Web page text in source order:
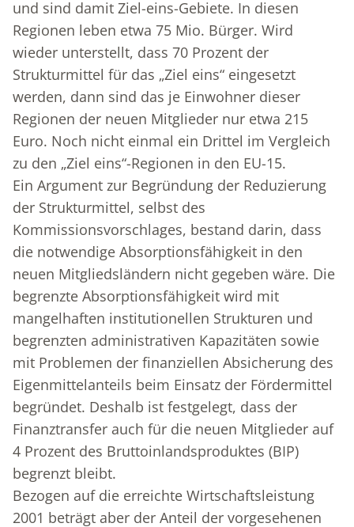
und sind damit Ziel-eins-Gebiete. In diesen
Regionen leben etwa 75 Mio. Bürger. Wird
wieder unterstellt, dass 70 Prozent der
Strukturmittel für das „Ziel eins“ eingesetzt
werden, dann sind das je Einwohner dieser
Regionen der neuen Mitglieder nur etwa 215
Euro. Noch nicht einmal ein Drittel im Vergleich
zu den „Ziel eins“-Regionen in den EU-15.
Ein Argument zur Begründung der Reduzierung
der Strukturmittel, selbst des
Kommissionsvorschlages, bestand darin, dass
die notwendige Absorptionsfähigkeit in den
neuen Mitgliedsländern nicht gegeben wäre. Die
begrenzte Absorptionsfähigkeit wird mit
mangelhaften institutionellen Strukturen und
begrenzten administrativen Kapazitäten sowie
mit Problemen der finanziellen Absicherung des
Eigenmittelanteils beim Einsatz der Fördermittel
begründet. Deshalb ist festgelegt, dass der
Finanztransfer auch für die neuen Mitglieder auf
4 Prozent des Bruttoinlandsproduktes (BIP)
begrenzt bleibt.
Bezogen auf die erreichte Wirtschaftsleistung
2001 beträgt aber der Anteil der vorgesehenen